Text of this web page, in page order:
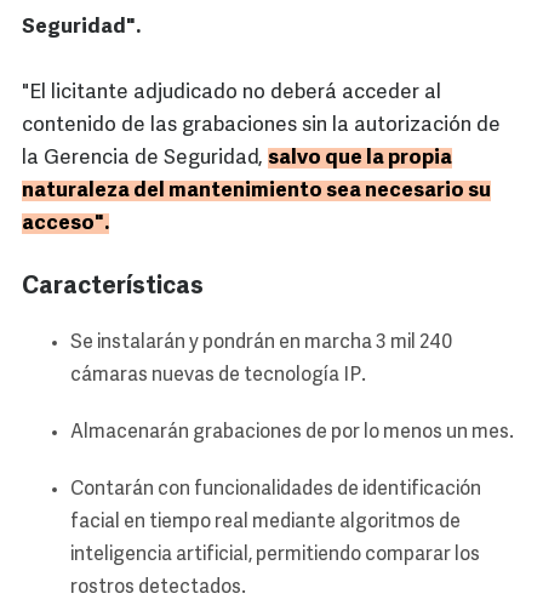
Seguridad".
"El licitante adjudicado no deberá acceder al
contenido de las grabaciones sin la autorización de
la Gerencia de Seguridad, salvo que la propia
naturaleza del mantenimiento sea necesario su
acceso".
Características
Se instalarán y pondrán en marcha 3 mil 240
cámaras nuevas de tecnología IP.
Almacenarán grabaciones de por lo menos un mes.
Contarán con funcionalidades de identificación
facial en tiempo real mediante algoritmos de
inteligencia artificial, permitiendo comparar los
rostros detectados.